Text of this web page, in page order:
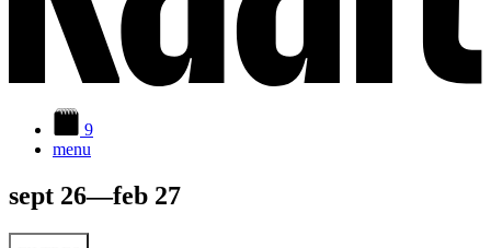
9
menu
sept 26—feb 27